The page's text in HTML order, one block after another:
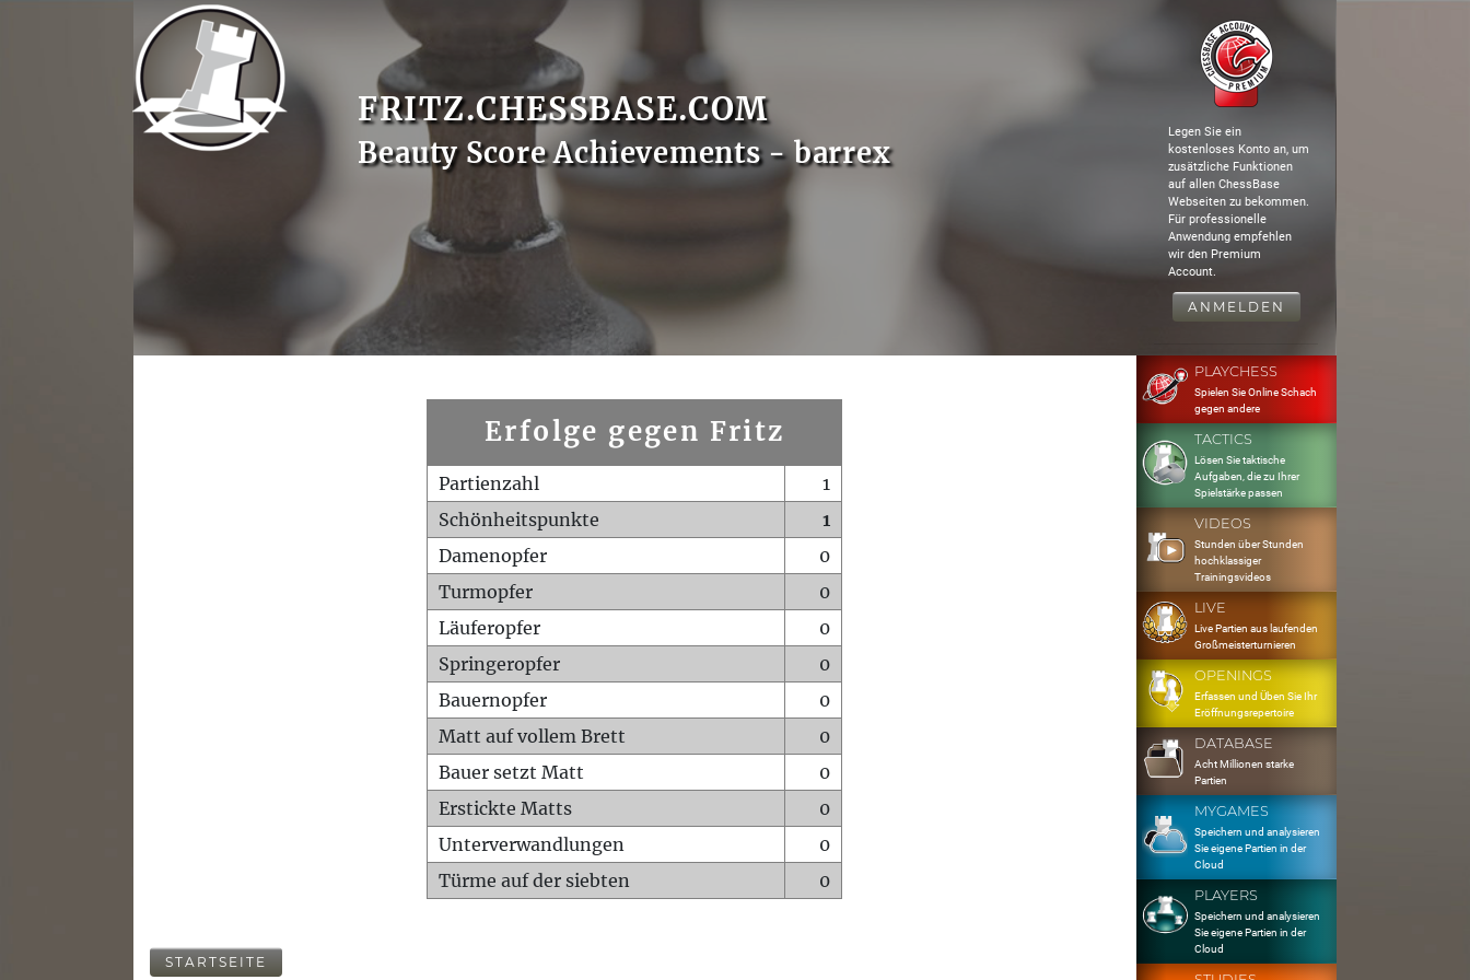
FRITZ.CHESSBASE.COM
Beauty Score Achievements - barrex
Legen Sie ein
kostenloses Konto an, um
zusätzliche Funktionen
auf allen ChessBase
Webseiten zu bekommen.
Für professionelle
Anwendung empfehlen
wir den Premium
Account.
ANMELDEN
Erfolge gegen Fritz
Partienzahl
1
Schönheitspunkte
1
Damenopfer
0
Turmopfer
0
Läuferopfer
0
Springeropfer
0
Bauernopfer
0
Matt auf vollem Brett
0
Bauer setzt Matt
0
Erstickte Matts
0
Unterverwandlungen
0
Türme auf der siebten
0
STARTSEITE
PLAYCHESS
Spielen Sie Online Schach
gegen andere
TACTICS
Lösen Sie taktische
Aufgaben, die zu Ihrer
Spielstärke passen
VIDEOS
Stunden über Stunden
hochklassiger
Trainingsvideos
LIVE
Live Partien aus laufenden
Großmeisterturnieren
OPENINGS
Erfassen und Üben Sie Ihr
Eröffnungsrepertoire
DATABASE
Acht Millionen starke
Partien
MYGAMES
Speichern und analysieren
Sie eigene Partien in der
Cloud
PLAYERS
Speichern und analysieren
Sie eigene Partien in der
Cloud